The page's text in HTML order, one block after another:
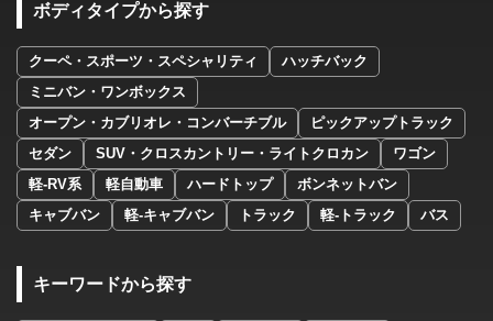
ボディタイプから探す
クーペ・スポーツ・スペシャリティ
ハッチバック
ミニバン・ワンボックス
オープン・カブリオレ・コンバーチブル
ピックアップトラック
セダン
SUV・クロスカントリー・ライトクロカン
ワゴン
軽-RV系
軽自動車 ハードトップ
ボンネットバン
キャブバン
軽-キャブバン トラック 軽-トラック バス
キーワードから探す